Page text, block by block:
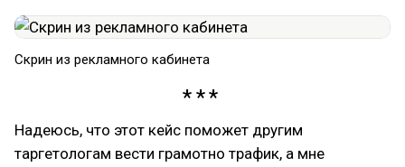
Скрин из рекламного кабинета
Надеюсь, что этот кейс поможет другим
таргетологам вести грамотно трафик, а мне